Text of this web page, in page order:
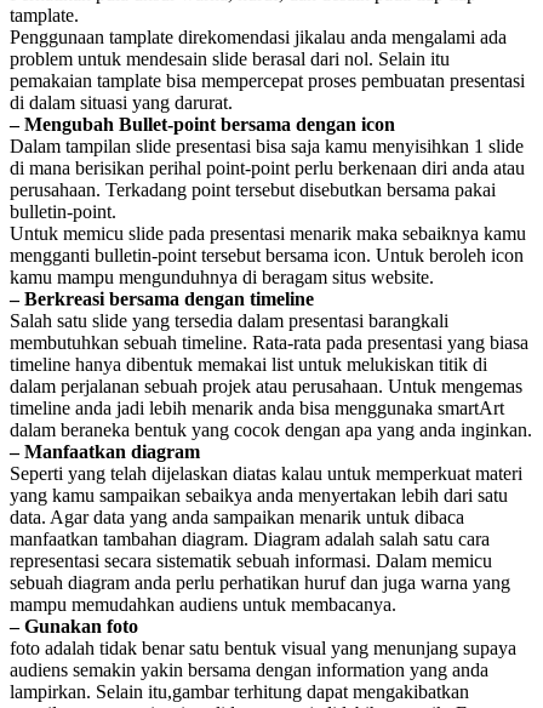
tamplate.
Penggunaan tamplate direkomendasi jikalau anda mengalami ada
problem untuk mendesain slide berasal dari nol. Selain itu
pemakaian tamplate bisa mempercepat proses pembuatan presentasi
di dalam situasi yang darurat.
– Mengubah Bullet-point bersama dengan icon
Dalam tampilan slide presentasi bisa saja kamu menyisihkan 1 slide
di mana berisikan perihal point-point perlu berkenaan diri anda atau
perusahaan. Terkadang point tersebut disebutkan bersama pakai
bulletin-point.
Untuk memicu slide pada presentasi menarik maka sebaiknya kamu
mengganti bulletin-point tersebut bersama icon. Untuk beroleh icon
kamu mampu mengunduhnya di beragam situs website.
– Berkreasi bersama dengan timeline
Salah satu slide yang tersedia dalam presentasi barangkali
membutuhkan sebuah timeline. Rata-rata pada presentasi yang biasa
timeline hanya dibentuk memakai list untuk melukiskan titik di
dalam perjalanan sebuah projek atau perusahaan. Untuk mengemas
timeline anda jadi lebih menarik anda bisa menggunaka smartArt
dalam beraneka bentuk yang cocok dengan apa yang anda inginkan.
– Manfaatkan diagram
Seperti yang telah dijelaskan diatas kalau untuk memperkuat materi
yang kamu sampaikan sebaikya anda menyertakan lebih dari satu
data. Agar data yang anda sampaikan menarik untuk dibaca
manfaatkan tambahan diagram. Diagram adalah salah satu cara
representasi secara sistematik sebuah informasi. Dalam memicu
sebuah diagram anda perlu perhatikan huruf dan juga warna yang
mampu memudahkan audiens untuk membacanya.
– Gunakan foto
foto adalah tidak benar satu bentuk visual yang menunjang supaya
audiens semakin yakin bersama dengan information yang anda
lampirkan. Selain itu,gambar terhitung dapat mengakibatkan